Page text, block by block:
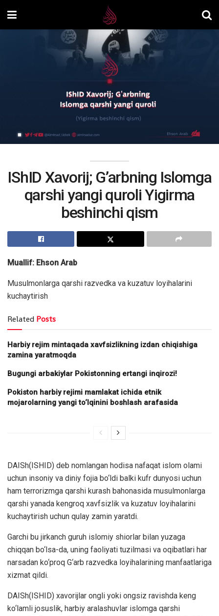
IShID Xavorij; G’arbning Islomga
qarshi yangi quroli Yigirma
beshinchi qism
Muallif: Ehson Arab
Musulmonlarga qarshi razvedka va kuzatuv loyihalarini
kuchaytirish
Related Posts
Harbiy rejim mintaqada xavfsizlikning izdan chiqishiga
zamina yaratmoqda
Bugungi arbakiylar Pokistonning ertangi inqirozi!
Pokiston harbiy rejimi mamlakat ichida etnik
mojarolarning yangi to‘lqinini boshlash arafasida
DAISh(ISHID) deb nomlangan hodisa nafaqat islom olami
uchun insoniy va diniy fojia bo‘ldi balki kufr dunyosi uchun
ham terrorizmga qarshi kurash bahonasida musulmonlarga
qarshi yanada kengroq xavfsizlik va kuzatuv loyihalarini
kuchaytirish uchun qulay zamin yaratdi.
Garchi bu jirkanch guruh islomiy shiorlar bilan yuzaga
chiqqan bo‘lsa-da, uning faoliyati tuzilmasi va oqibatlari har
narsadan ko‘proq G‘arb razvedka loyihalarining manfaatlariga
xizmat qildi.
DAISh(ISHID) xavorijlar ongli yoki ongsiz ravishda keng
ko‘lamli josuslik, harbiy aralashuvlar islomga qarshi